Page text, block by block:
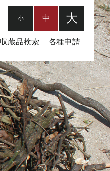
収蔵品検索 各種申請
小 中 大